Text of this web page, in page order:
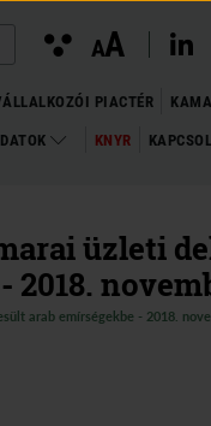
Kontraszt
nézet
Betűméret
AA linkedin
PIACTÉR
KNYR
üzleti
arab emírségekbe - 2018.